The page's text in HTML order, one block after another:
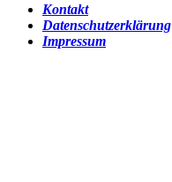
Kontakt
Datenschutzerklärung
Impressum